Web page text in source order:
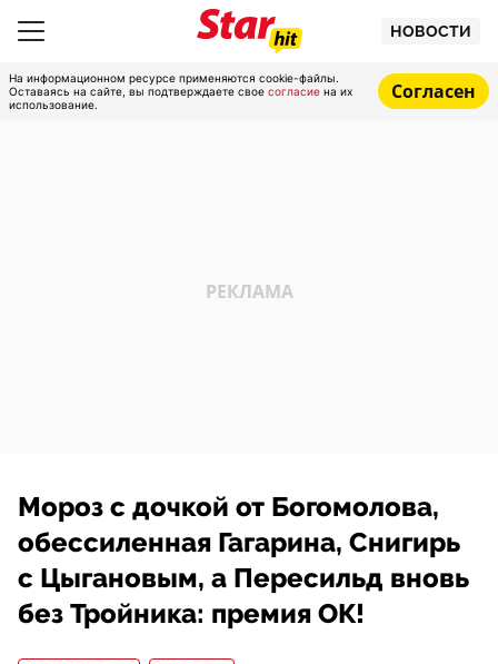
НОВОСТИ
На информационном ресурсе применяются cookie-файлы.
Оставаясь на сайте, вы подтверждаете свое согласие на их
использование.
Согласен
Мороз с дочкой от Богомолова,
обессиленная Гагарина, Снигирь
с Цыгановым, а Пересильд вновь
без Тройника: премия ОК!